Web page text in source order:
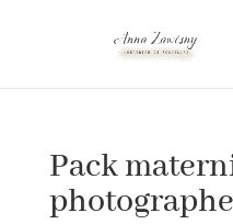
Pack
photographe